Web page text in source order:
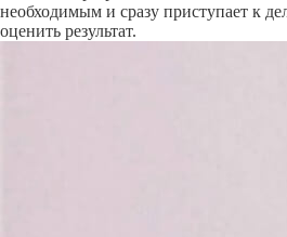
необходимым и сразу приступает к
оценить результат.